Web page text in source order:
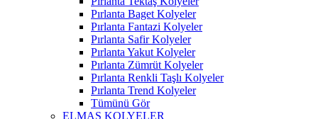
Pırlanta Baget Kolyeler
Pırlanta Fantazi Kolyeler
Pırlanta Safir Kolyeler
Pırlanta Yakut Kolyeler
Pırlanta Zümrüt Kolyeler
Pırlanta Renkli Taşlı Kolyeler
Pırlanta Trend Kolyeler
Tümünü Gör
ELMAS KOLYELER